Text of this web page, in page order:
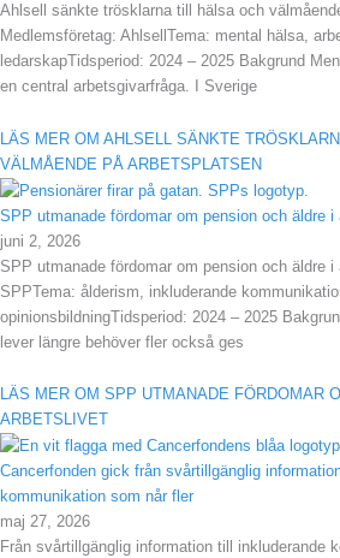
Ahlsell sänkte trösklarna till hälsa och
Medlemsföretag: AhlsellTema: mental hälsa,
ledarskapTidsperiod: 2024 – 2025 Bakgrund
en central arbetsgivarfråga. I Sverige
LÄS MER OM AHLSELL SÄNKTE
VÄLMÅENDE PÅ ARBETSPLATSEN
SPP utmanade fördomar om pension och äldre i
juni 2, 2026
SPP utmanade fördomar om pension och äldre
SPPTema: ålderism, inkluderande
opinionsbildningTidsperiod: 2024 – 2025
lever längre behöver fler också ges
LÄS MER OM SPP UTMANADE FÖRDOMAR
ARBETSLIVET
Cancerfonden gick från svårtillgänglig
kommunikation som når fler
maj 27, 2026
Från svårtillgänglig information till inkluderande